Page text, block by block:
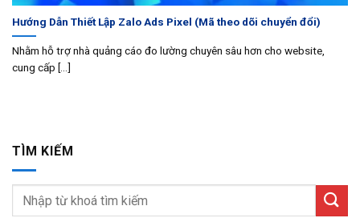
Hướng Dẫn Thiết Lập Zalo Ads Pixel (Mã theo dõi chuyển đổi)
Nhằm hỗ trợ nhà quảng cáo đo lường chuyên sâu hơn cho website,
cung cấp [...]
TÌM KIẾM